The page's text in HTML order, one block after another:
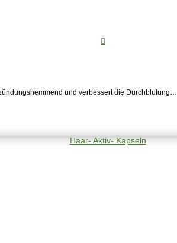
und verbessert die Durchblutung…